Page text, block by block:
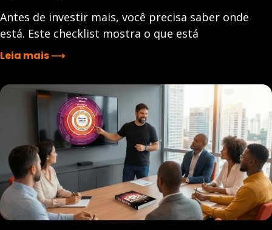
Antes de investir mais, você precisa saber onde
está. Este checklist mostra o que está
Leia mais ⟶